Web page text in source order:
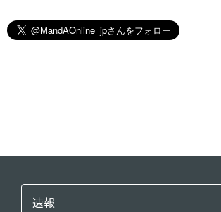
速報